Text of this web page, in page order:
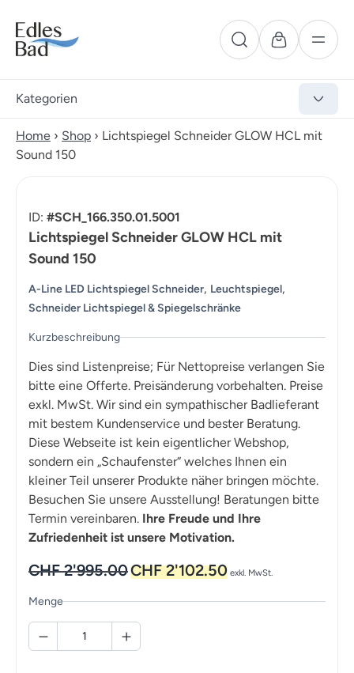
Kategorien
Home › Shop › Lichtspiegel Schneider GLOW HCL mit
Sound 150
ID: #SCH_166.350.01.5001
Lichtspiegel Schneider GLOW HCL mit
Sound 150
A-Line LED Lichtspiegel Schneider, Leuchtspiegel,
Schneider Lichtspiegel & Spiegelschränke
Kurzbeschreibung
Dies sind Listenpreise; Für Nettopreise verlangen Sie
bitte eine Offerte. Preisänderung vorbehalten. Preise
exkl. MwSt. Wir sind ein sympathischer Badlieferant
mit bestem Kundenservice und bester Beratung.
Diese Webseite ist kein eigentlicher Webshop,
sondern ein „Schaufenster“ welches Ihnen ein
kleiner Teil unserer Produkte näher bringen möchte.
Besuchen Sie unsere Ausstellung! Beratungen bitte
Termin vereinbaren. Ihre Freude und Ihre
Zufriedenheit ist unsere Motivation.
CHF2'995.00Ursprünglicher
Preis
war:
CHF2'102.50Aktueller
Preis
ist:
exkl. MwSt.
Menge